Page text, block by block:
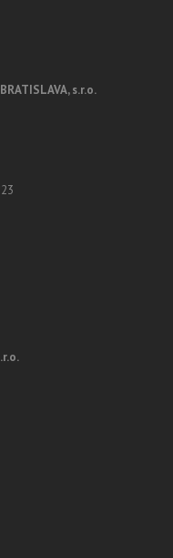
s.r.o.